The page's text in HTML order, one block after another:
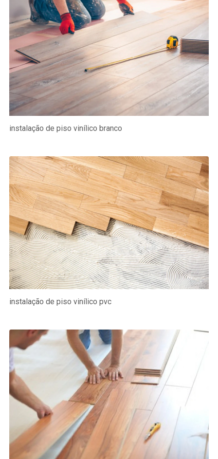
instalação de piso vinílico branco
instalação de piso vinílico pvc